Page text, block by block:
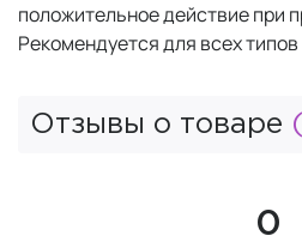
положительное действие при
Рекомендуется для всех
Отзывы о товаре
0